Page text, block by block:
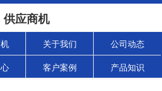
供应商机
关于我们 公司动态
客户案例 产品知识